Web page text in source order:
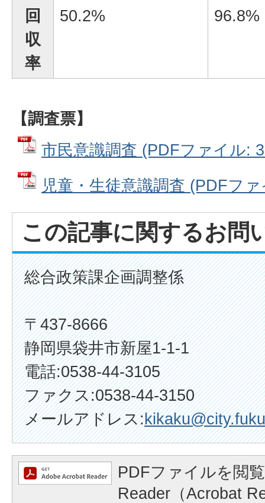
回
収
率
50.2% 96.8%
【調査票】
市民意識調査 (PDFファイル:
児童・生徒意識調査 (PDFフ
この記事に関するお問
総合政策課企画調整係
〒437-8666
静岡県袋井市新屋1-1-1
電話:0538-44-3105
ファクス:0538-44-3150
メールアドレス:
PDFファイルを閲
Reader（Acrobat